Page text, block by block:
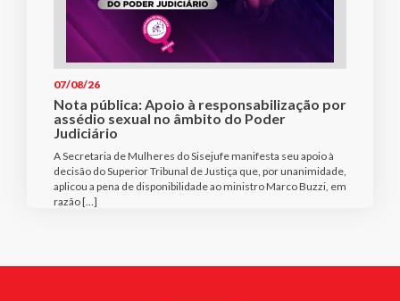
07/08/26
Nota pública: Apoio à responsabilização por
assédio sexual no âmbito do Poder
Judiciário
A Secretaria de Mulheres do Sisejufe manifesta seu apoio à
decisão do Superior Tribunal de Justiça que, por unanimidade,
aplicou a pena de disponibilidade ao ministro Marco Buzzi, em
razão […]